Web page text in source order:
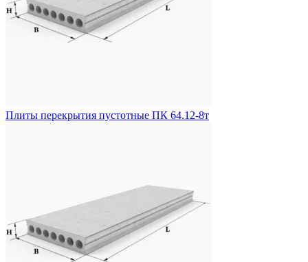
Плиты перекрытия пустотные ПК 64.12-8т